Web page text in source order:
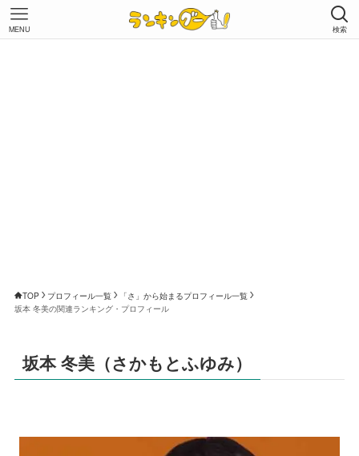
検索
MENU
TOP プロフィール一覧
「さ」から始まるプロフィール一覧
坂本 冬美の関連ランキング・プロフィール
坂本 冬美（さかもとふゆみ）